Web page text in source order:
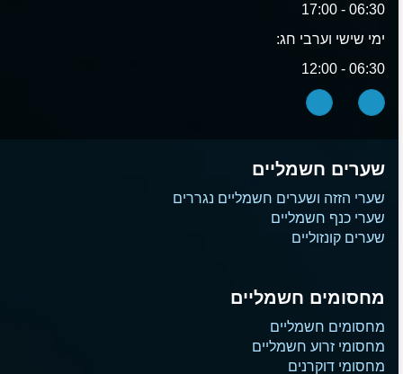
06:30 - 17:00
ימי שישי וערבי חג:
06:30 - 12:00
שערים חשמליים
שערי הזזה ושערים חשמליים נגררים
שערי כנף חשמליים
שערים קונזוליים
מחסומים חשמליים
מחסומים חשמליים
מחסומי זרוע חשמליים
מחסומי דוקרנים